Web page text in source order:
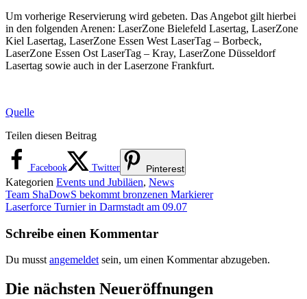
Um vorherige Reservierung wird gebeten. Das Angebot gilt hierbei
in den folgenden Arenen: LaserZone Bielefeld Lasertag, LaserZone
Kiel Lasertag, LaserZone Essen West LaserTag – Borbeck,
LaserZone Essen Ost LaserTag – Kray, LaserZone Düsseldorf
Lasertag sowie auch in der Laserzone Frankfurt.
Quelle
Teilen diesen Beitrag
Facebook Twitter Pinterest
Kategorien Events und Jubiläen, News
Team ShaDowS bekommt bronzenen Markierer
Laserforce Turnier in Darmstadt am 09.07
Schreibe einen Kommentar
Du musst angemeldet sein, um einen Kommentar abzugeben.
Die nächsten Neueröffnungen